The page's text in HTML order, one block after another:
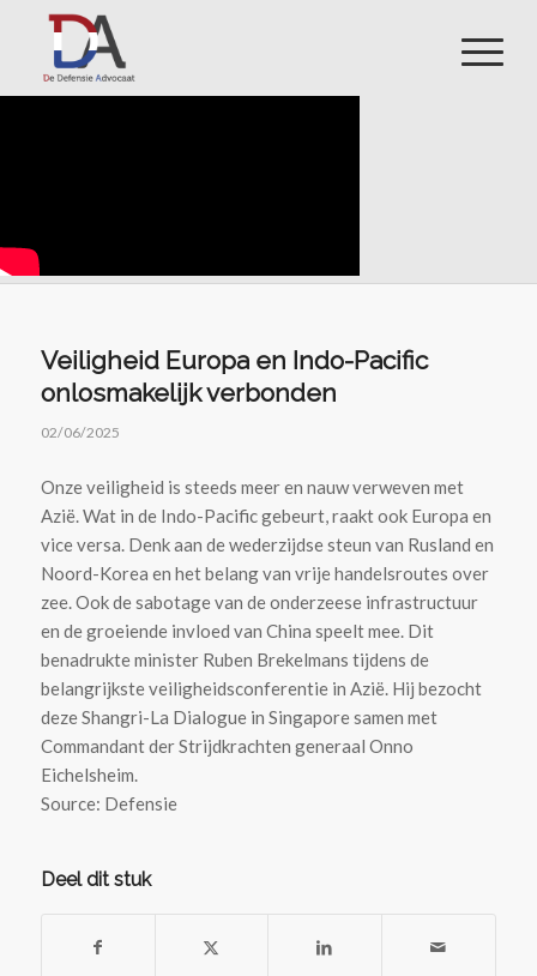
Veiligheid Europa en Indo-Pacific
onlosmakelijk verbonden
02/06/2025
Onze veiligheid is steeds meer en nauw verweven met
Azië. Wat in de Indo-Pacific gebeurt, raakt ook Europa en
vice versa. Denk aan de wederzijdse steun van Rusland en
Noord-Korea en het belang van vrije handelsroutes over
zee. Ook de sabotage van de onderzeese infrastructuur
en de groeiende invloed van China speelt mee. Dit
benadrukte minister Ruben Brekelmans tijdens de
belangrijkste veiligheidsconferentie in Azië. Hij bezocht
deze Shangri-La Dialogue in Singapore samen met
Commandant der Strijdkrachten generaal Onno
Eichelsheim.
Source: Defensie
Deel dit stuk